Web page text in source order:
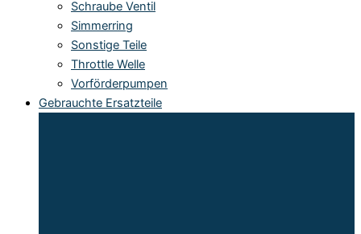
Schraube Ventil
Simmerring
Sonstige Teile
Throttle Welle
Vorförderpumpen
Gebrauchte Ersatzteile